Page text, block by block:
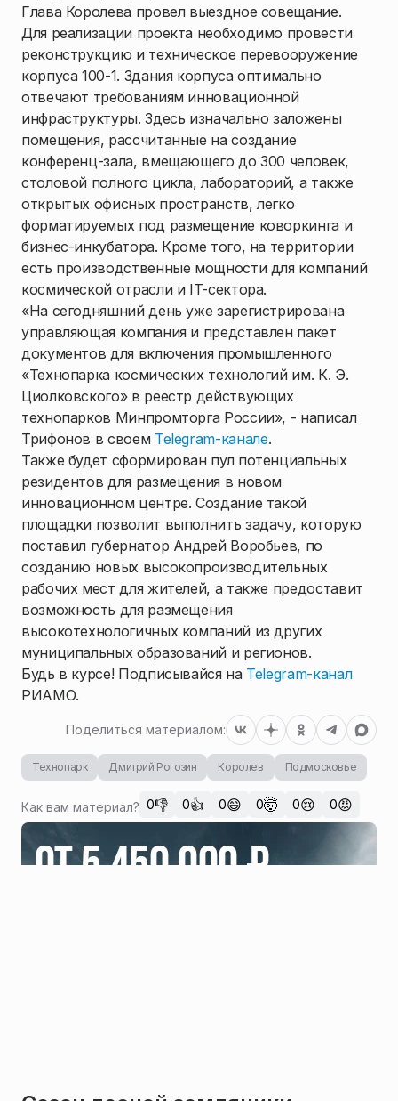
Глава Королева провел выездное совещание.
Для реализации проекта необходимо провести
реконструкцию и техническое перевооружение
корпуса 100-1. Здания корпуса оптимально
отвечают требованиям инновационной
инфраструктуры. Здесь изначально заложены
помещения, рассчитанные на создание
конференц-зала, вмещающего до 300 человек,
столовой полного цикла, лабораторий, а также
открытых офисных пространств, легко
форматируемых под размещение коворкинга и
бизнес-инкубатора. Кроме того, на территории
есть производственные мощности для компаний
космической отрасли и IT-сектора.
«На сегодняшний день уже зарегистрирована
управляющая компания и представлен пакет
документов для включения промышленного
«Технопарка космических технологий им. К. Э.
Циолковского» в реестр действующих
технопарков Минпромторга России», - написал
Трифонов в своемTelegram-канале.
Также будет сформирован пул потенциальных
резидентов для размещения в новом
инновационном центре. Создание такой
площадки позволит выполнить задачу, которую
поставил губернатор Андрей Воробьев, по
созданию новых высокопроизводительных
рабочих мест для жителей, а также предоставит
возможность для размещения
высокотехнологичных компаний из других
муниципальных образований и регионов.
Будь в курсе! Подписывайся наTelegram-канал
РИАМО.
Поделиться материалом:
Технопарк Дмитрий Рогозин Королев Подмосковье
Как вам материал? 0👎 0👍 0😄 0🤯 0😢 0😡